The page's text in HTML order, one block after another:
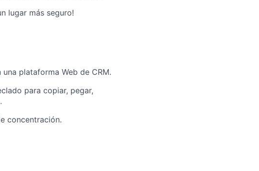
lugar más seguro!
plataforma Web de CRM.
para copiar, pegar,
concentración.